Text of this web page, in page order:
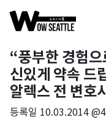
“풍부한 경험
신있게 약속 드
알렉스 전 변호
등록일 10.03.2014